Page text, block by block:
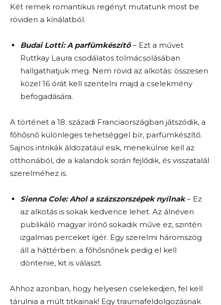
Két remek romantikus regényt mutatunk most be
röviden a kínálatból.
Budai Lotti: A parfümkészítő– Ezt a művet
Ruttkay Laura csodálatos tolmácsolásában
hallgathatjuk meg. Nem rövid az alkotás: összesen
közel 16 órát kell szentelni majd a cselekmény
befogadására.
A történet a 18. századi Franciaországban játszódik, a
főhősnő különleges tehetséggel bír, parfümkészítő.
Sajnos intrikák áldozatául esik, menekülnie kell az
otthonából, de a kalandok során fejlődik, és visszatalál
szerelméhez is.
Sienna Cole: Ahol a százszorszépek nyílnak– Ez
az alkotás is sokak kedvence lehet. Az álnéven
publikáló magyar írónő sokadik műve ez, szintén
izgalmas perceket ígér. Egy szerelmi háromszög
áll a háttérben: a főhősnőnek pedig el kell
döntenie, kit is választ.
Ahhoz azonban, hogy helyesen cselekedjen, fel kell
tárulnia a múlt titkainak! Egy traumafeldolgozásnak